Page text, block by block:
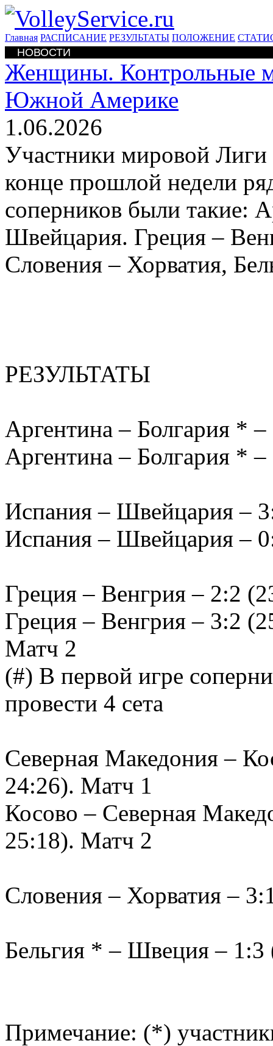
Главная РАСПИСАНИЕ РЕЗУЛЬТАТЫ ПОЛОЖЕНИЕ
НОВОСТИ
Женщины. Контрольные
Южной Америке
1.06.2026
Участники мировой
конце прошлой недели
соперников были такие:
Швейцария. Греция –
Словения – Хорватия,
РЕЗУЛЬТАТЫ
Аргентина – Болгария *
Аргентина – Болгария *
Испания – Швейцария –
Испания – Швейцария –
Греция – Венгрия – 2:2
Греция – Венгрия – 3:2
Матч 2
(#) В первой игре
провести 4 сета
Северная Македония –
24:26). Матч 1
Косово – Северная
25:18). Матч 2
Словения – Хорватия –
Бельгия * – Швеция –
Примечание: (*)